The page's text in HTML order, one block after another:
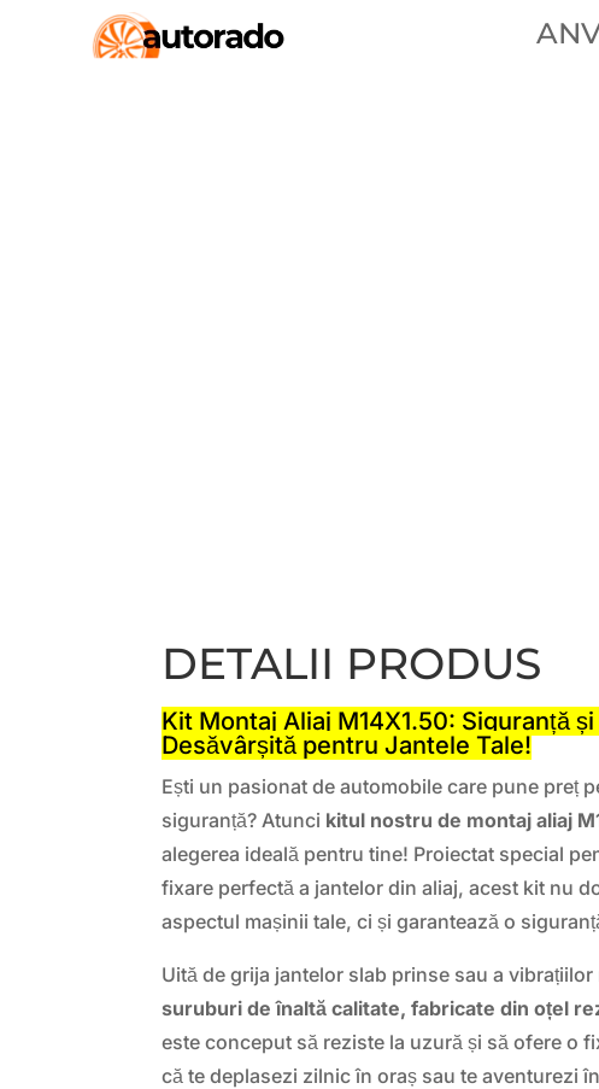
DETALII PRODUS
Kit Montaj Aliaj M14X1.50: Siguranță
Desăvârșită pentru Jantele Tale!
Ești un pasionat de automobile care pune preț
siguranță? Atunci kitul nostru de montaj aliaj
alegerea ideală pentru tine! Proiectat special
fixare perfectă a jantelor din aliaj, acest kit nu
aspectul mașinii tale, ci și garantează o
Uită de grija jantelor slab prinse sau a
suruburi de înaltă calitate, fabricate din oțel
este conceput să reziste la uzură și să ofere o
că te deplasezi zilnic în oraș sau te aventurezi